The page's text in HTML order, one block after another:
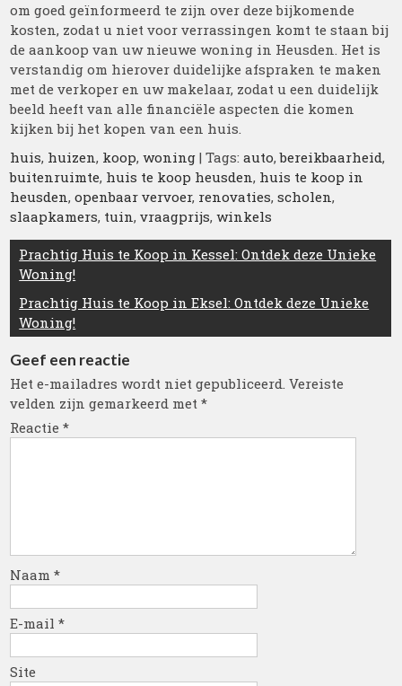
om goed geïnformeerd te zijn over deze bijkomende
kosten, zodat u niet voor verrassingen komt te staan bij
de aankoop van uw nieuwe woning in Heusden. Het is
verstandig om hierover duidelijke afspraken te maken
met de verkoper en uw makelaar, zodat u een duidelijk
beeld heeft van alle financiële aspecten die komen
kijken bij het kopen van een huis.
huis, huizen, koop,woning | Tags:auto,bereikbaarheid,
buitenruimte, huis te koop heusden, huis te koop in
heusden,openbaar vervoer, renovaties,scholen,
slaapkamers, tuin,vraagprijs,winkels
Berichtnavigatie
Prachtig Huis te Koop in Kessel: Ontdek deze Unieke
Woning!
Prachtig Huis te Koop in Eksel: Ontdek deze Unieke
Woning!
Geef een reactie
Het e-mailadres wordt niet gepubliceerd. Vereiste
velden zijn gemarkeerd met*
Reactie*
Naam*
E-mail*
Site